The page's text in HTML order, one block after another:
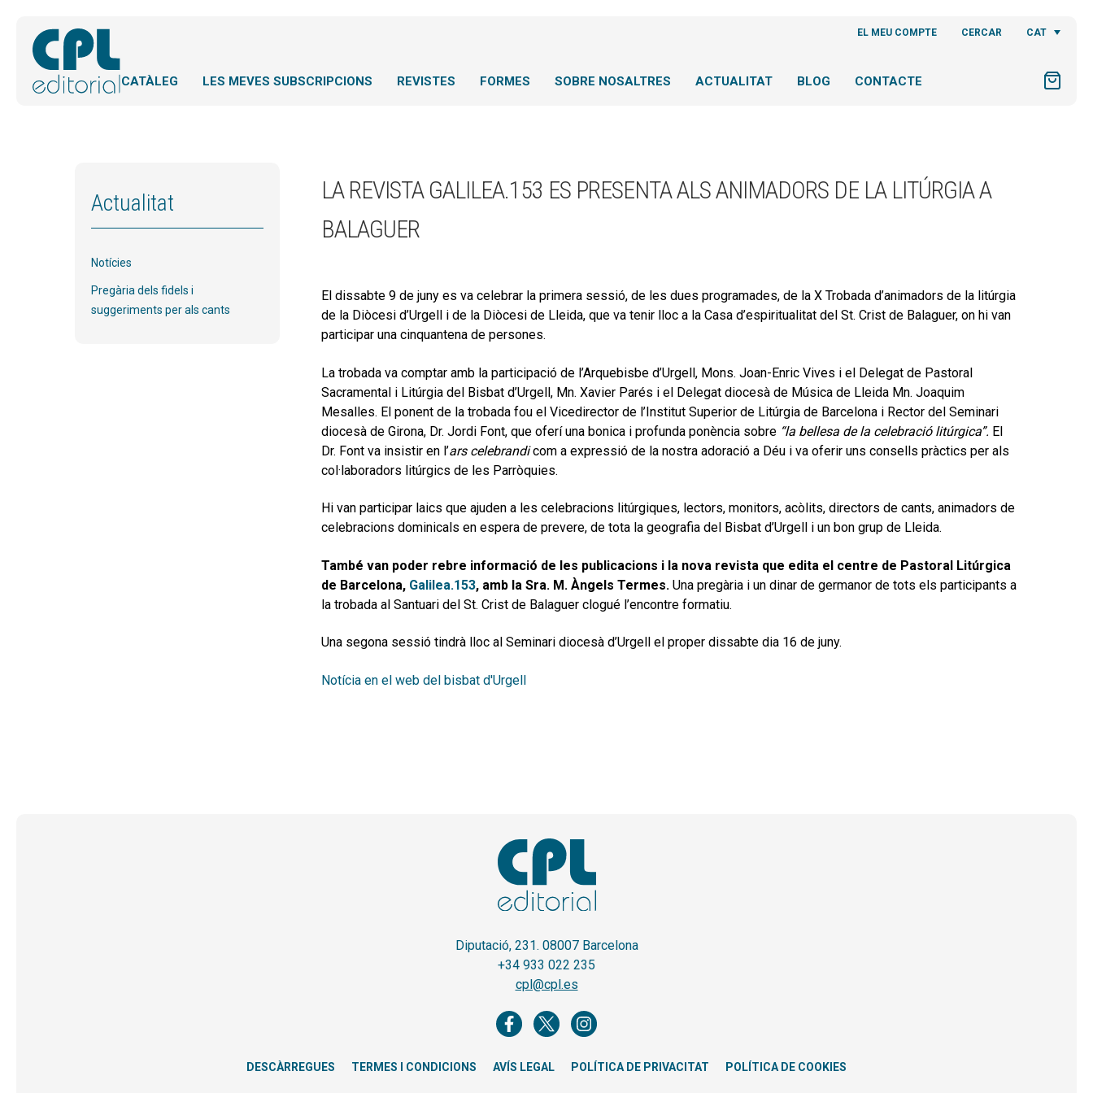
EL MEU COMPTE CERCAR CAT
CATÀLEG LES MEVES SUBSCRIPCIONS REVISTES FORMES SOBRE NOSALTRES ACTUALITAT BLOG CONTACTE
LA REVISTA GALILEA.153 ES PRESENTA ALS ANIMADORS DE LA LITÚRGIA A
BALAGUER
El dissabte 9 de juny es va celebrar la primera sessió, de les dues programades, de la X Trobada d’animadors de la litúrgia
de la Diòcesi d’Urgell i de la Diòcesi de Lleida, que va tenir lloc a la Casa d’espiritualitat del St. Crist de Balaguer, on hi van
participar una cinquantena de persones.
La trobada va comptar amb la participació de l’Arquebisbe d’Urgell, Mons. Joan-Enric Vives i el Delegat de Pastoral
Sacramental i Litúrgia del Bisbat d’Urgell, Mn. Xavier Parés i el Delegat diocesà de Música de Lleida Mn. Joaquim
Mesalles. El ponent de la trobada fou el Vicedirector de l’Institut Superior de Litúrgia de Barcelona i Rector del Seminari
diocesà de Girona, Dr. Jordi Font, que oferí una bonica i profunda ponència sobre “la bellesa de la celebració litúrgica”. El
Dr. Font va insistir en l’ars celebrandicom a expressió de la nostra adoració a Déu i va oferir uns consells pràctics per als
col·laboradors litúrgics de les Parròquies.
Hi van participar laics que ajuden a les celebracions litúrgiques, lectors, monitors, acòlits, directors de cants, animadors de
celebracions dominicals en espera de prevere, de tota la geografia del Bisbat d’Urgell i un bon grup de Lleida.
També van poder rebre informació de les publicacions i la nova revista que edita el centre de Pastoral Litúrgica
de Barcelona, Galilea.153, amb la Sra. M. Àngels Termes. Una pregària i un dinar de germanor de tots els participants a
la trobada al Santuari del St. Crist de Balaguer clogué l’encontre formatiu.
Una segona sessió tindrà lloc al Seminari diocesà d’Urgell el proper dissabte dia 16 de juny.
Notícia en el web del bisbat d'Urgell
Actualitat
Notícies
Pregària dels fidels i
suggeriments per als cants
Diputació, 231. 08007 Barcelona
+34 933 022 235
cpl@cpl.es
DESCÀRREGUES TERMES I CONDICIONS AVÍS LEGAL POLÍTICA DE PRIVACITAT POLÍTICA DE COOKIES